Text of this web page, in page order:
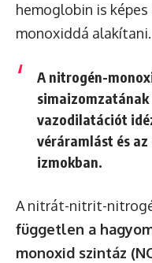
hemoglobin is
monoxiddá alakítani.
A nitrogén-
vazodilatációt
véráramlást és
izmokban.
A nitrát-nitrit-
független a
monoxid szintáz